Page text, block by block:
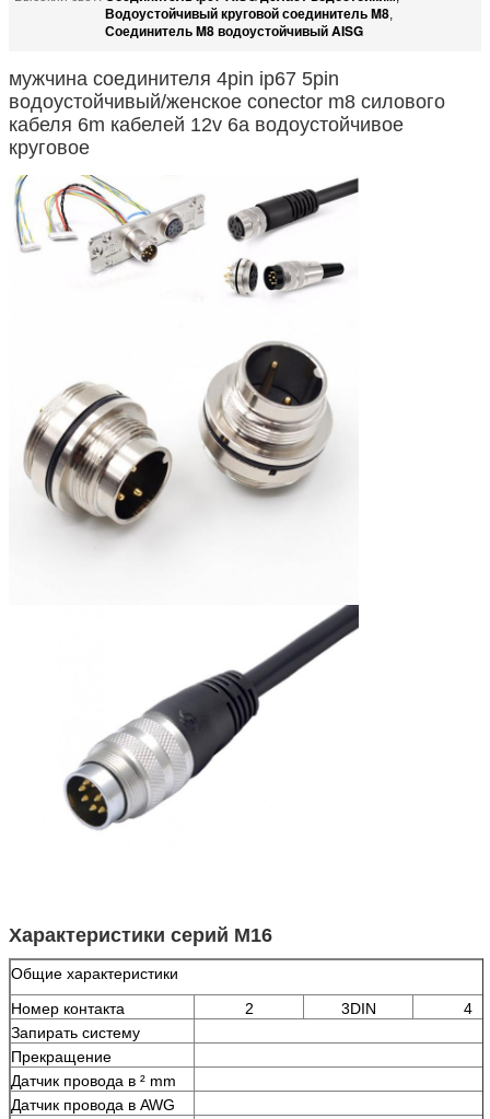
Водоустойчивый круговой соединитель M8,
Соединитель M8 водоустойчивый AISG
мужчина соединителя 4pin ip67 5pin
водоустойчивый/женское conector m8 силового
кабеля 6m кабелей 12v 6a водоустойчивое
круговое
Характеристики серий M16
Общие характеристики
Номер контакта
2 3DIN
4
Запирать систему
Прекращение
Датчик провода в ² mm
Датчик провода в AWG